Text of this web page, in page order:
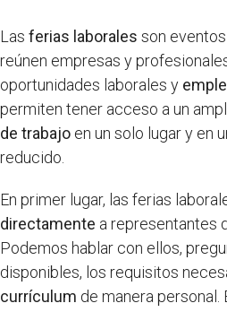
Las ferias laborales son
reúnen empresas y
oportunidades laborales y
permiten tener acceso a un
de trabajo en un solo lugar y en
reducido.
En primer lugar, las ferias
directamente a representantes
Podemos hablar con ellos,
disponibles, los requisitos
currículum de manera personal.